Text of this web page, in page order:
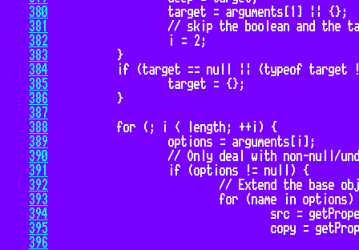
380
381
382
383
384
385
386
387
388
389
390
391
392
393
394
395
396